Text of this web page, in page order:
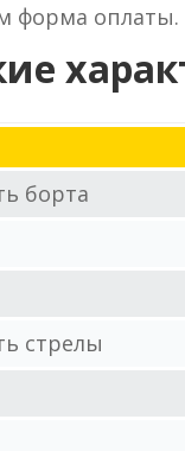
форма оплаты.
борта
стрелы